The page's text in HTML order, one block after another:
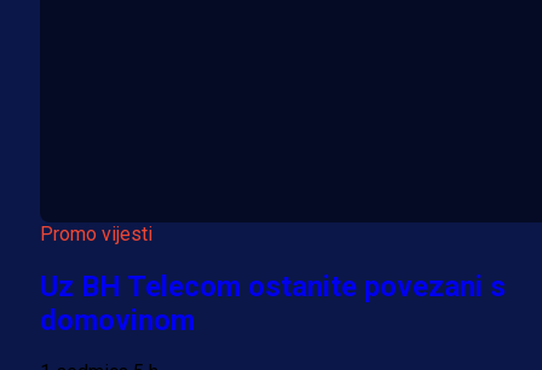
Promo vijesti
Uz BH Telecom ostanite povezani s
domovinom